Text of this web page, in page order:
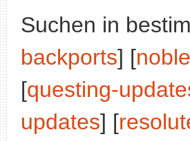
Suchen in
backports] [noble
[questing-
updates] [